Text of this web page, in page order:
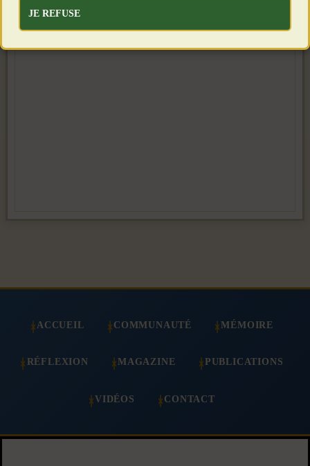
ACCUEIL COMMUNAUTÉ MÉMOIRE
RÉFLEXION MAGAZINE PUBLICATIONS
VIDÉOS CONTACT
JE REFUSE